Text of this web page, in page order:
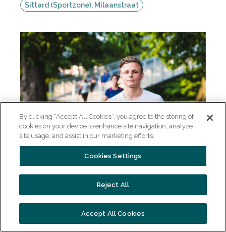
Sittard (Sportzone), Milaanstraat
CIOS Topsportopleiding
BOL Niveau 3 - 4
Sittard (Sportzone), Milaanstraat
By clicking “Accept All Cookies”, you agree to the storing of
cookies on your device to enhance site navigation, analyze
site usage, and assist in our marketing efforts.
Cookies Settings
Reject All
Accept All Cookies